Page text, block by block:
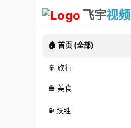
飞宇视频
🏠 首页 (全部)
🚢 旅行
🍔 美食
⛽ 跃胜